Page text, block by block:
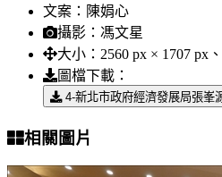
文案： 陳娟心
攝影： 馮文星
大小： 2560 px × 1707 px
圖檔下載：
4-新北市政府經濟發展局張峯
相關圖片